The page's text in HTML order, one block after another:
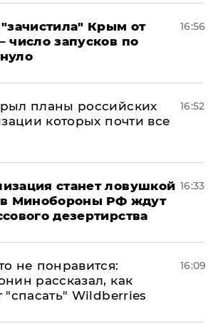
Крым от
число запусков по
16:56
планы российских
которых почти все
16:52
станет ловушкой
в Минобороны РФ ждут
дезертирства
16:33
не понравится:
рассказал, как
"спасать" Wildberries
16:09